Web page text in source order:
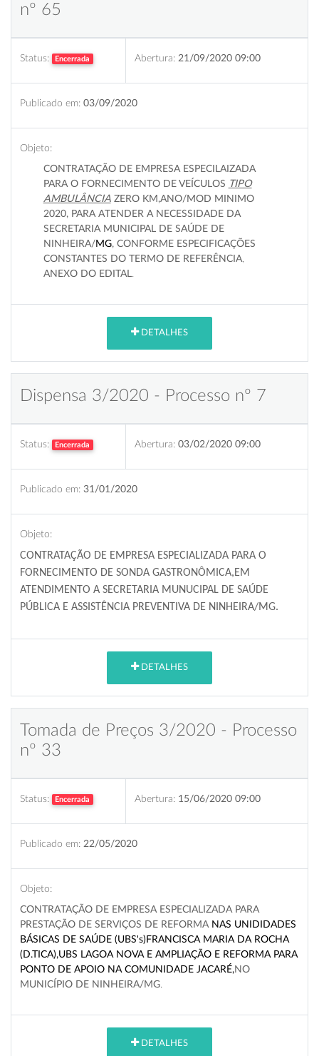
nº 65
Status: Encerrada Abertura: 21/09/2020 09:00
Publicado em: 03/09/2020
Objeto:
CONTRATAÇÃO DE EMPRESA ESPECILAIZADA
PARA O FORNECIMENTO DE VEÍCULOS TIPO
AMBULÂNCIAZERO KM,ANO/MOD MINIMO
2020, PARA ATENDER A NECESSIDADE DA
SECRETARIA MUNICIPAL DE SAÚDE DE
NINHEIRA/MG, CONFORME ESPECIFICAÇÕES
CONSTANTES DO TERMO DE REFERÊNCIA,
ANEXO DO EDITAL
DETALHES
Dispensa 3/2020 - Processo nº 7
Status: Encerrada Abertura: 03/02/2020 09:00
Publicado em: 31/01/2020
Objeto:
CONTRATAÇÃO DE EMPRESA ESPECIALIZADA PARA O
FORNECIMENTO DE SONDA GASTRONÔMICA,EM
ATENDIMENTO A SECRETARIA MUNUCIPAL DE SAÚDE
PÚBLICA E ASSISTÊNCIA PREVENTIVA DE NINHEIRA/MG.
DETALHES
Tomada de Preços 3/2020 - Processo
nº 33
Status: Encerrada Abertura: 15/06/2020 09:00
Publicado em: 22/05/2020
Objeto:
CONTRATAÇÃO DE EMPRESA ESPECIALIZADA PARA
PRESTAÇÃO DE SERVIÇOS DE REFORMA NAS UNIDIDADES
BÁSICAS DE SAÚDE (UBS's)FRANCISCA MARIA DA ROCHA
(D.TICA),UBS LAGOA NOVA E AMPLIAÇÃO E REFORMA PARA
PONTO DE APOIO NA COMUNIDADE JACARÉ,NO
MUNICÍPIO DE NINHEIRA/MG
DETALHES